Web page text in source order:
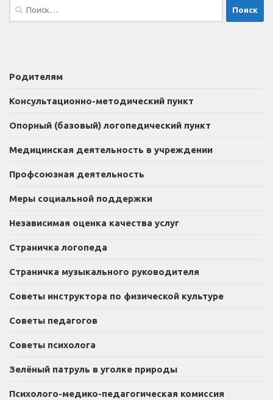
Родителям
Консультационно-методический пункт
Опорный (базовый) логопедический пункт
Медицинская деятельность в учреждении
Профсоюзная деятельность
Меры социальной поддержки
Независимая оценка качества услуг
Страничка логопеда
Страничка музыкального руководителя
Советы инструктора по физической культуре
Советы педагогов
Советы психолога
Зелёный патруль в уголке природы
Психолого-медико-педагогическая комиссия